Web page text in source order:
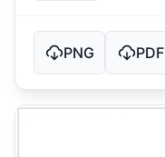
PNG PDF